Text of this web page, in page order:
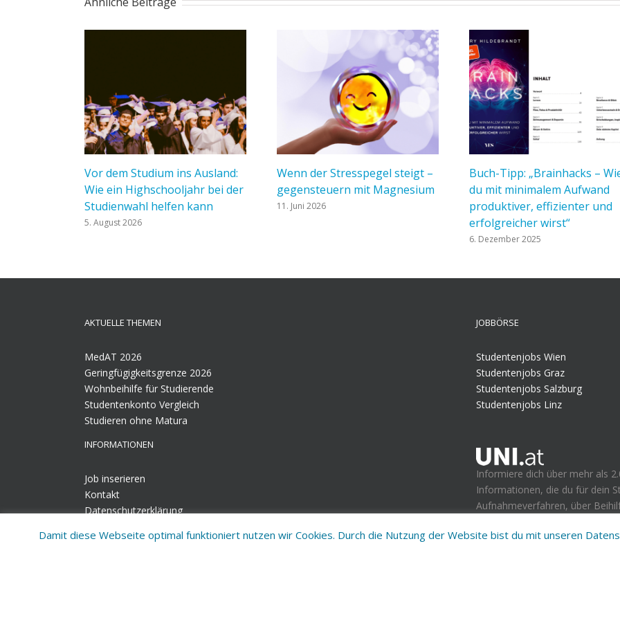
Vor dem Studium ins Ausland:
Wie ein Highschooljahr bei der
Studienwahl helfen kann
5. August 2026
Wenn der Stresspegel steigt –
gegensteuern mit Magnesium
11. Juni 2026
Buch-Tipp: „Brainhacks –
du mit minimalem Aufwand
produktiver, effizienter und
erfolgreicher wirst“
6. Dezember 2025
AKTUELLE THEMEN
MedAT 2026
Geringfügigkeitsgrenze 2026
Wohnbeihilfe für Studierende
Studentenkonto Vergleich
Studieren ohne Matura
JOBBÖRSE
Studentenjobs Wien
Studentenjobs Graz
Studentenjobs Salzburg
Studentenjobs Linz
INFORMATIONEN
Job inserieren
Kontakt
Datenschutzerklärung
Informiere dich über mehr als
Informationen, die du für dein
Aufnahmeverfahren, über
Damit diese Webseite optimal funktioniert nutzen wir Cookies. Durch die Nutzung der Website bist du mit unseren